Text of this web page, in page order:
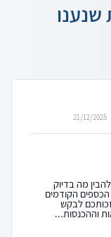
שנענו
21/12/2025
מה בדיוק
הקודמים
לבקש
וההכנסות...